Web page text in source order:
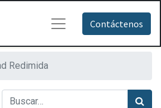
Contáctenos
Redimida